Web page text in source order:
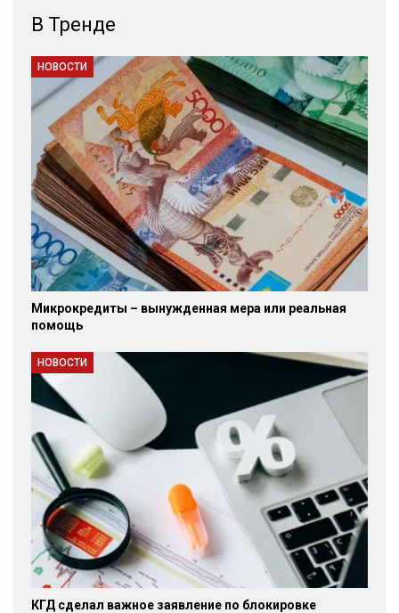
В Тренде
НОВОСТИ
Микрокредиты – вынужденная мера или реальная
помощь
НОВОСТИ
КГД сделал важное заявление по блокировке